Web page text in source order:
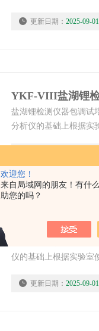
欢迎您！
来自局域网的朋友！有什
助您的吗？
同国家及东南亚国家客
更新日期： 2025-09-01
盐湖锂检测仪器包调试
分析仪的基础上根据实
含量偏离线性，分析低
熔样可对铁、钛、铝、
短了测定时间。
YKF-VIII锂矿石
锂矿石分析仪检测整
仪的基础上根据实验室
离线性，分析低含量元
更新日期： 2025-09-01